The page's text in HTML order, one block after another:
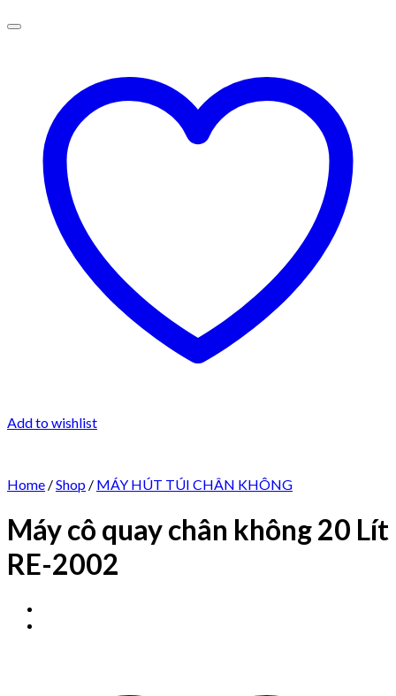
Add to wishlist
Home /Shop / MÁY HÚT TÚI CHÂN KHÔNG
Máy cô quay chân không 20 Lít
RE-2002